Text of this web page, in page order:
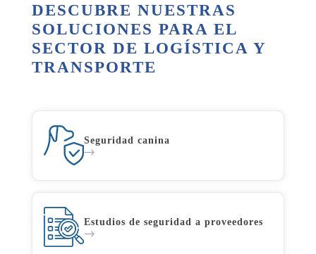
DESCUBRE NUESTRAS
SOLUCIONES PARA EL
SECTOR DE LOGÍSTICA Y
TRANSPORTE
Seguridad canina
Estudios de seguridad a proveedores